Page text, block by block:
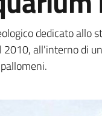
dedicato allo
2010, all'interno di